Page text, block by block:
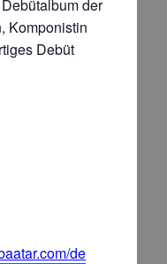
der
Komponistin
Debüt
de